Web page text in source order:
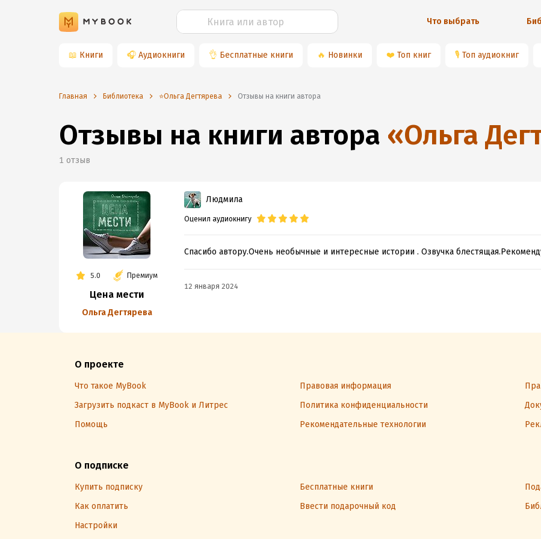
Что выбрать
📖 Книги 🎧 Аудиокниги 👌 Бесплатные книги 🔥 Новинки ❤️ Топ книг 🎙 Топ аудиокниг
Главная Библиотека ⭐️Ольга Дегтярева Отзывы на книги автора
Отзывы на книги автора «Ольга
1 отзыв
5.0 Премиум
Цена мести
Ольга Дегтярева
Людмила
Оценил аудиокнигу
Спасибо автору.Очень необычные и интересные истории . Озвучка
12 января 2024
О проекте
Что такое MyBook Правовая информация
Загрузить подкаст в MyBook и Литрес
Политика конфиденциальности
Помощь
Рекомендательные технологии
О подписке
Купить подписку Бесплатные книги
Как оплатить
Ввести подарочный код
Настройки